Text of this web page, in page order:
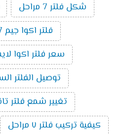
شكل فلتر 7 مراحل
فلتر اكوا جيم 7 مراحل
سعر فلتر اكوا لايف 7
توصيل الفلتر
تغيير شمع فلتر تانك 7
كيفية تركيب فلتر ٧ مراحل